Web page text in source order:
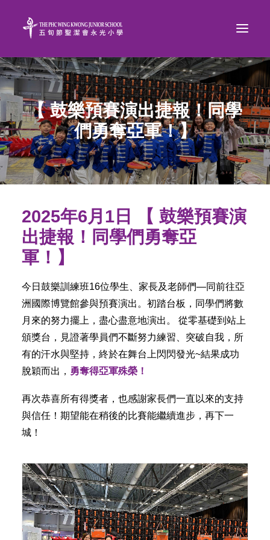
【 鼓樂預賽演出捷報！同學
們勇奪亞軍！】
2025年6月1日 【 鼓樂預賽演
出捷報！同學們勇奪亞
軍！】
今日鼓樂訓練班16位學生、家長及老師們—同前往亞
洲國際博覽館參與預賽演出。初踏台板，同學們將數
月來的努力擺上，盡心盡意地演出。 從零基礎到站上
頒獎台，見證著學員們不斷努力練習、突破自我，所
有的汗水與堅持，終於在舞台上閃閃發光~結果成功
脫穎而出， 勇奪得亞軍殊榮！
再次恭喜所有得獎者，也感謝家長們一直以來的支持
與信任！期望能在稍後的比賽能繼續進步，再下一
城！